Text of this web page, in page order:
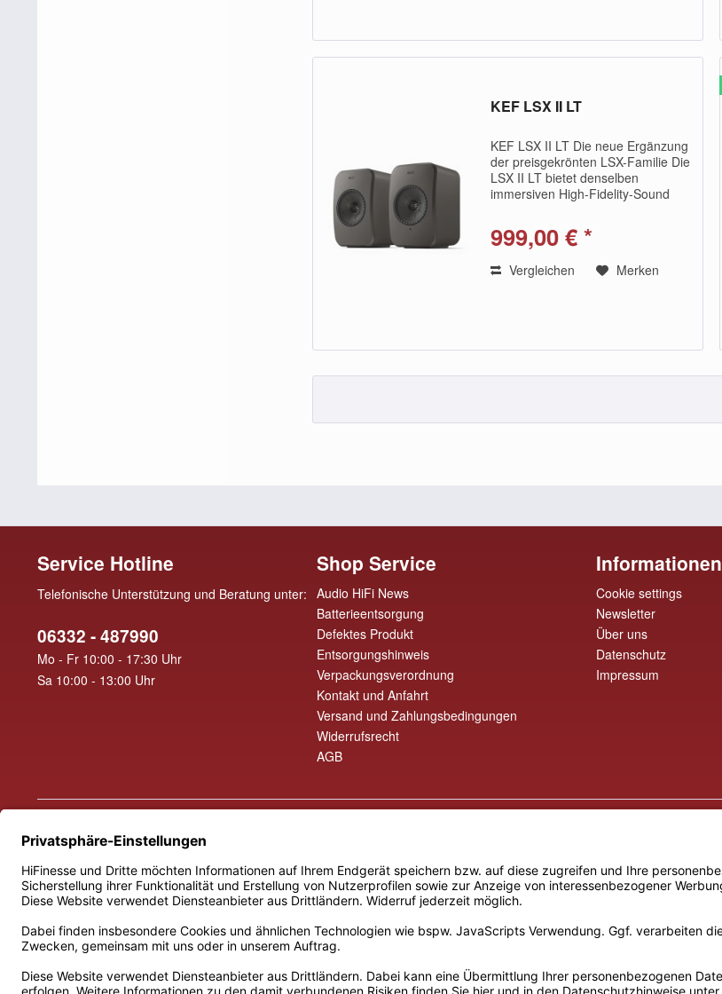
KEF LSX II LT
KEF LSX II LT Die neue Ergänzung
der preisgekrönten LSX-Familie Die
LSX II LT bietet denselben
immersiven High-Fidelity-Sound
Schlüsseltechnologien wie die LSX
II – zu einem Preis, den Sie lieben
999,00 € *
Vergleichen Merken
Service Hotline
Telefonische Unterstützung und Beratung unter:
06332 - 487990
Mo - Fr 10:00 - 17:30 Uhr
Sa 10:00 - 13:00 Uhr
Shop Service
Audio HiFi News
Batterieentsorgung
Defektes Produkt
Entsorgungshinweis
Verpackungsverordnung
Kontakt und Anfahrt
Versand und Zahlungsbedingungen
Widerrufsrecht
AGB
Informationen
Cookie settings
Newsletter
Über uns
Datenschutz
Impressum
* Alle Preise inkl. gesetzl. Mehrwertsteuer